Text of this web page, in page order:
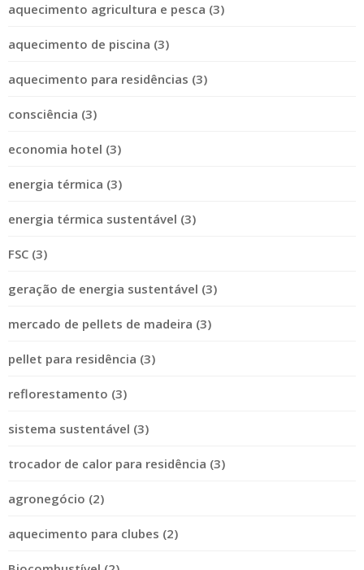
aquecimento agricultura e pesca (3)
aquecimento de piscina (3)
aquecimento para residências (3)
consciência (3)
economia hotel (3)
energia térmica (3)
energia térmica sustentável (3)
FSC (3)
geração de energia sustentável (3)
mercado de pellets de madeira (3)
pellet para residência (3)
reflorestamento (3)
sistema sustentável (3)
trocador de calor para residência (3)
agronegócio (2)
aquecimento para clubes (2)